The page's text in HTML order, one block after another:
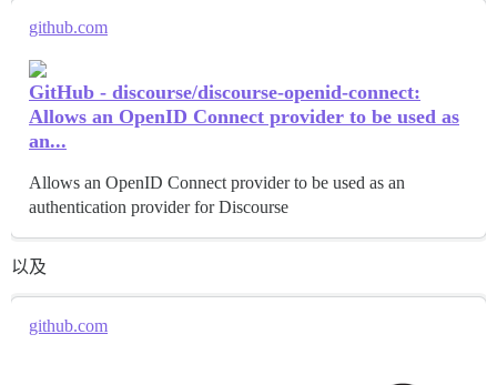
github.com
GitHub - discourse/discourse-openid-connect:
Allows an OpenID Connect provider to be used as
an...
Allows an OpenID Connect provider to be used as an
authentication provider for Discourse
以及
github.com